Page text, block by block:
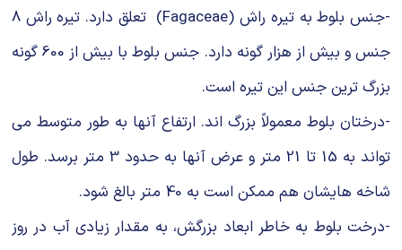
-جنس بلوط به تیره راش (Fagaceae) تعلق دارد. تیره راش 8
جنس و بیش از هزار گونه دارد. جنس بلوط با بیش از 600 گونه
بزرگ ترین جنس این تیره است.
-درختان بلوط معمولاً بزرگ اند. ارتفاع آنها به طور متوسط می
تواند به 15 تا 21 متر و عرض آنها به حدود 3 متر برسد. طول
شاخه هایشان هم ممکن است به 40 متر بالغ شود.
-درخت بلوط به خاطر ابعاد بزرگش، به مقدار زیادی آب در روز